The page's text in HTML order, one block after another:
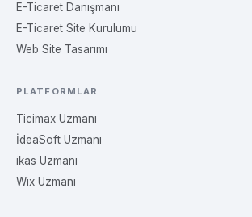
E-Ticaret Danışmanı
E-Ticaret Site Kurulumu
Web Site Tasarımı
PLATFORMLAR
Ticimax Uzmanı
İdeaSoft Uzmanı
ikas Uzmanı
Wix Uzmanı